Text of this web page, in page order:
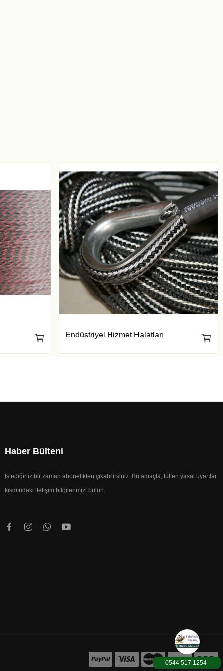
Endüstriyel Hizmet Halatları
Haber Bülteni
İstediğiniz bir zaman abonelikten çıkabilirsiniz. Bu amaçla, lütfen yasal uyarılar
kısmındaki iletişim bilgilerimizi bulun.
0544 517 1254
1000TL üzeri